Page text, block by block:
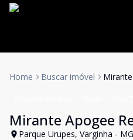
Home Buscar imóvel
Mirante Apogee
Parque Urupes, Varginha - MG